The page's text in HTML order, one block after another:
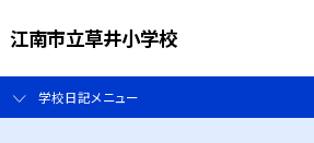
江南市立草井小学校
学校日記メニュー